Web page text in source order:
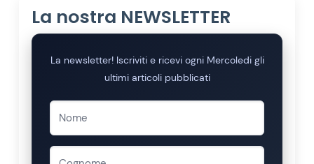
La nostra NEWSLETTER
La newsletter! Iscriviti e ricevi ogni Mercoledi gli
ultimi articoli pubblicati